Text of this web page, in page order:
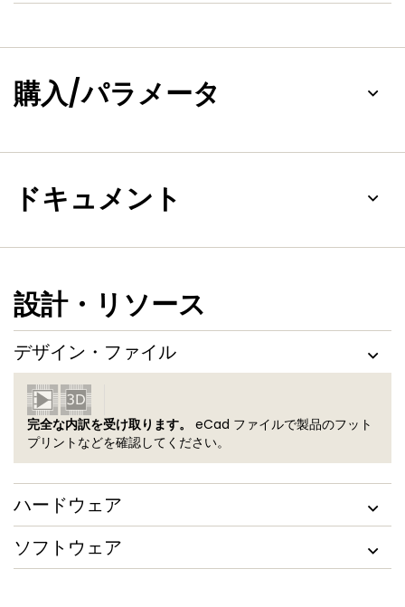
購入/パラメータ
ドキュメント
設計・リソース
デザイン・ファイル
完全な内訳を受け取ります。
eCad ファイルで製品のフット
プリントなどを確認してください。
ハードウェア
ソフトウェア